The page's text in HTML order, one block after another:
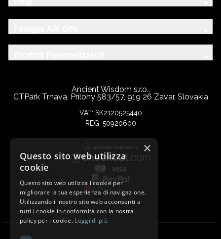
Ancient Wisdom s.r.o.,
CTPark Trnava, Prílohy 583/57, 919 26 Zavar, Slovakia
VAT: SK2120525440
REG: 50920600
×
Questo sito web utilizza
cookie
Questo sito web utilizza i cookie per
migliorare la tua esperienza di navigazione.
Utilizzando il nostro sito web acconsenti a
tutti i cookie in conformità con la nostra
policy per i cookie. Leggi di più